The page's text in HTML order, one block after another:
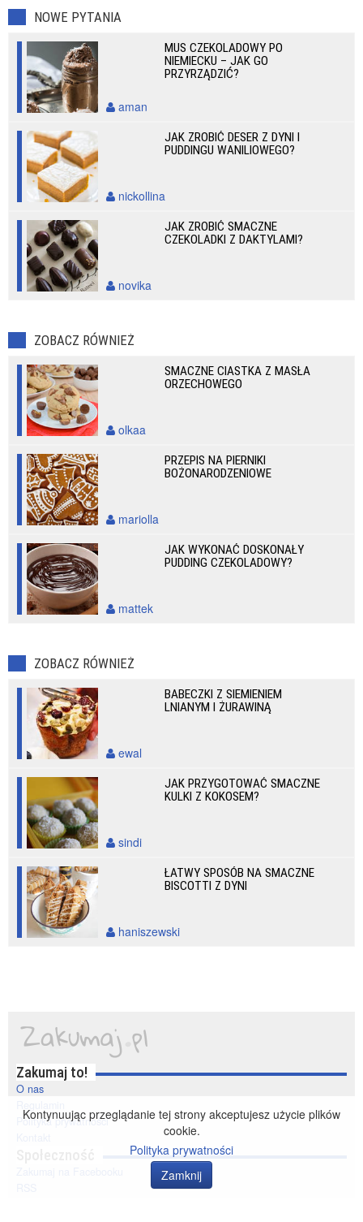
NOWE PYTANIA
MUS CZEKOLADOWY PO
NIEMIECKU – JAK GO
PRZYRZĄDZIĆ?
aman
JAK ZROBIĆ DESER Z DYNI I
PUDDINGU WANILIOWEGO?
nickollina
JAK ZROBIĆ SMACZNE
CZEKOLADKI Z DAKTYLAMI?
novika
ZOBACZ RÓWNIEŻ
SMACZNE CIASTKA Z MASŁA
ORZECHOWEGO
olkaa
PRZEPIS NA PIERNIKI
BOŻONARODZENIOWE
mariolla
JAK WYKONAĆ DOSKONAŁY
PUDDING CZEKOLADOWY?
mattek
ZOBACZ RÓWNIEŻ
BABECZKI Z SIEMIENIEM
LNIANYM I ŻURAWINĄ
ewal
JAK PRZYGOTOWAĆ SMACZNE
KULKI Z KOKOSEM?
sindi
ŁATWY SPOSÓB NA SMACZNE
BISCOTTI Z DYNI
haniszewski
Zakumaj to!
O nas
Polityka prywatności
Kontynuując przeglądanie tej strony akceptujesz użycie plików
cookie.
Polityka prywatności
Zamknij